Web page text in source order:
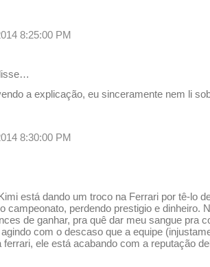
8:25:00 PM
a explicação, eu sinceramente nem li
8:30:00 PM
está dando um troco na Ferrari por tê-lo
campeonato, perdendo prestigio e dinheiro.
de ganhar, pra quê dar meu sangue pra
com o descaso que a equipe
ele está acabando com a reputação